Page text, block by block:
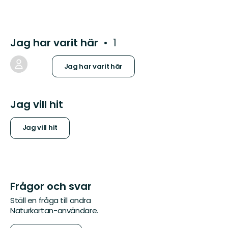
Jag har varit här 1
Jag har varit här
Jag vill hit
Jag vill hit
Frågor och svar
Ställ en fråga till andra
Naturkartan-användare.